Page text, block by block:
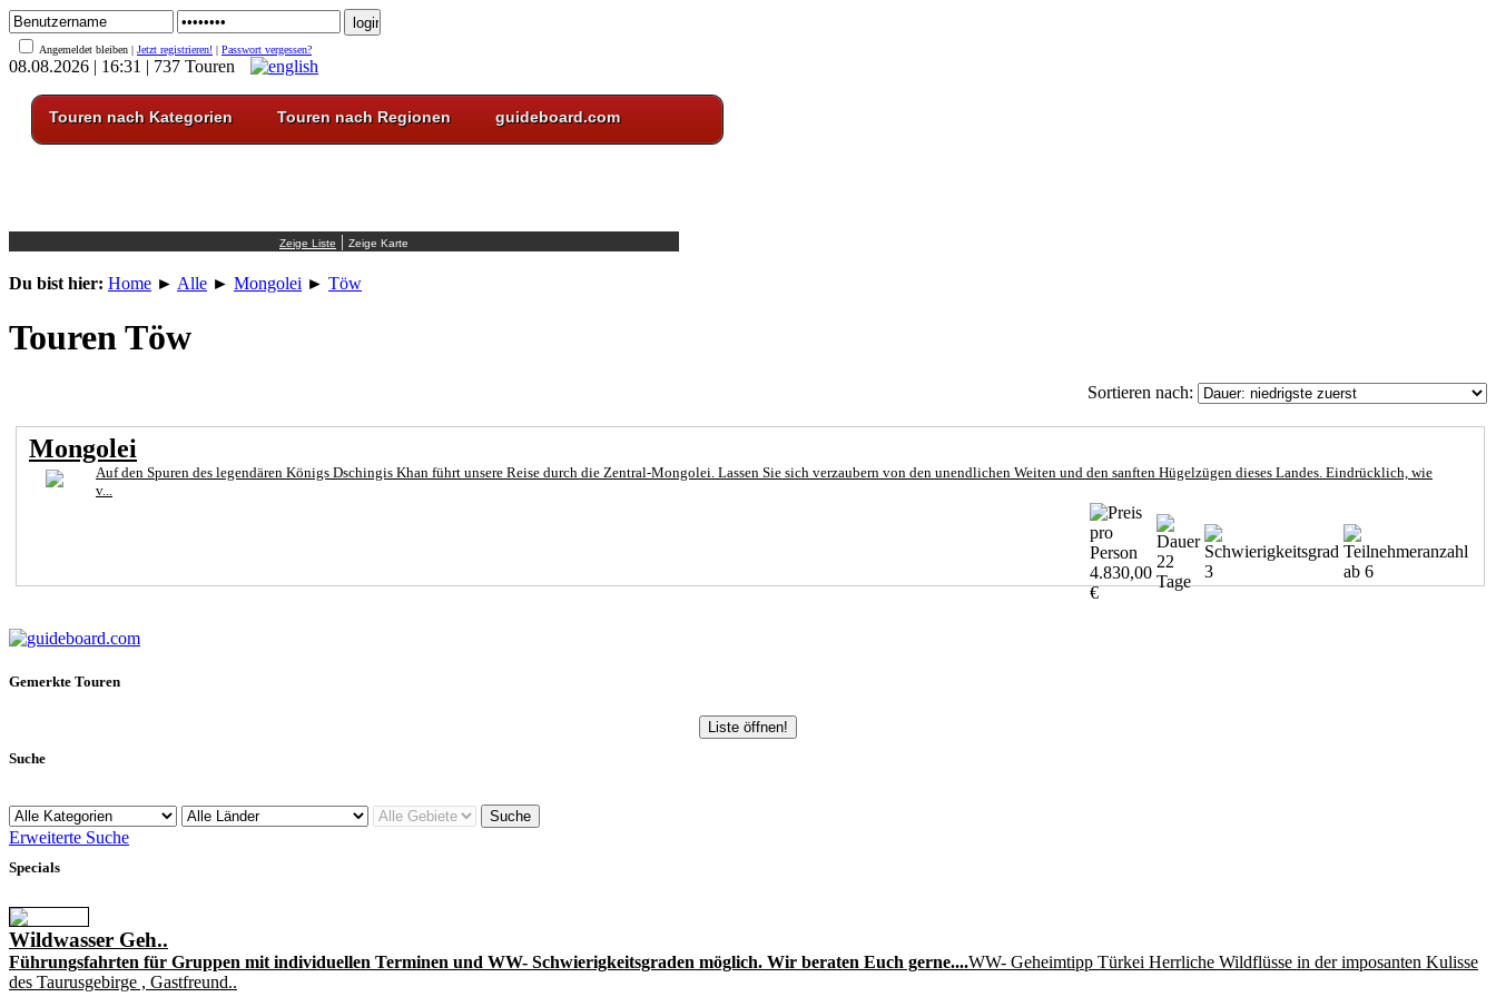
Angemeldet bleiben | Jetzt registrieren! | Passwort vergessen?
08.08.2026 | 16:31 | 737 Touren
Touren nach Kategorien Touren nach Regionen guideboard.com
|
Du bist hier: Home ► Alle ► Mongolei ► Töw
Touren Töw
Sortieren nach:
Mongolei
Auf den Spuren des legendären Königs Dschingis Khan führt unsere Reise durch die Zentral-Mongolei. Lassen Sie sich verzaubern von den unendlichen Weiten und den sanften Hügelzügen dieses Landes. Eindrücklich, wie
v...
4.830,00
€
22
Tage
3 ab 6
Gemerkte Touren
Liste öffnen!
Suche
Erweiterte Suche
Specials
Wildwasser Geh..
Führungsfahrten für Gruppen mit individuellen Terminen und WW- Schwierigkeitsgraden möglich. Wir beraten Euch gerne....WW- Geheimtipp Türkei Herrliche Wildflüsse in der imposanten Kulisse
des Taurusgebirge , Gastfreund..